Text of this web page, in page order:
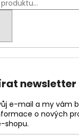
newsletter
e-mail a my vám
o nových
shopu.